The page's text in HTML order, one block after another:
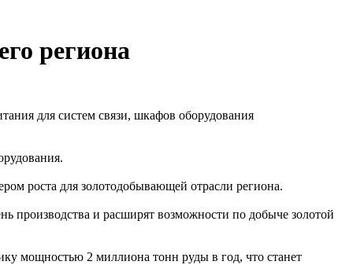
региона
для систем связи, шкафов оборудования
роста для золотодобывающей отрасли региона.
производства и расширят возможности по добыче золотой
мощностью 2 миллиона тонн руды в год, что станет